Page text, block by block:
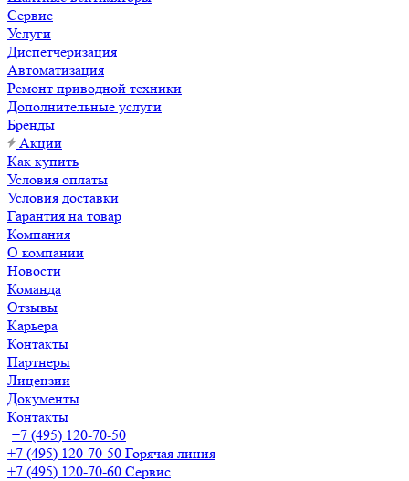
Сервис
Услуги
Диспетчеризация
Автоматизация
Ремонт приводной техники
Дополнительные услуги
Бренды
Акции
Как купить
Условия оплаты
Условия доставки
Гарантия на товар
Компания
О компании
Новости
Команда
Отзывы
Карьера
Контакты
Партнеры
Лицензии
Документы
Контакты
+7 (495) 120-70-50
+7 (495) 120-70-50 Горячая линия
+7 (495) 120-70-60 Сервис